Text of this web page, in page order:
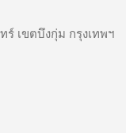
เขตบึงกุ่ม กรุงเทพฯ